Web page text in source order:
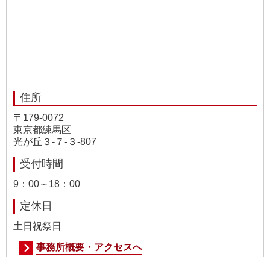
住所
〒179-0072
東京都練馬区
光が丘３-７-３-807
受付時間
9：00～18：00
定休日
土日祝祭日
事務所概要・アクセスへ